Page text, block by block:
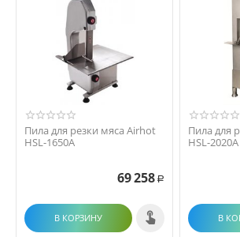
Пила для резки мяса Airhot
HSL-1650A
69 258 Р
В КОРЗИНУ
Пила для
HSL-
В